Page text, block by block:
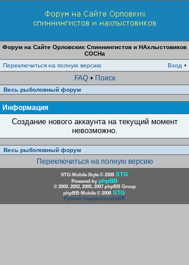
Форум на Сайте Орловских Спиннингистов и НАхлыстовиков
СОСНа
Переключиться на полную версию
Вход •
FAQ • Поиск
Весь рыболовный форум
Информация
Создание нового аккаунта на текущий момент
невозможно.
Весь рыболовный форум
Переключиться на полную версию
STG-Mobile Style © 2008 STG
Powered by phpBB
© 2000, 2002, 2005, 2007 phpBB Group
phpBB-Mobile © 2008 STG
Русская поддержка phpBB